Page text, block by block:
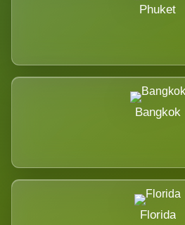
Phuket
Bangkok
Florida